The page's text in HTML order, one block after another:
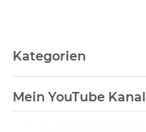
Kategorien
Mein YouTube Kanal